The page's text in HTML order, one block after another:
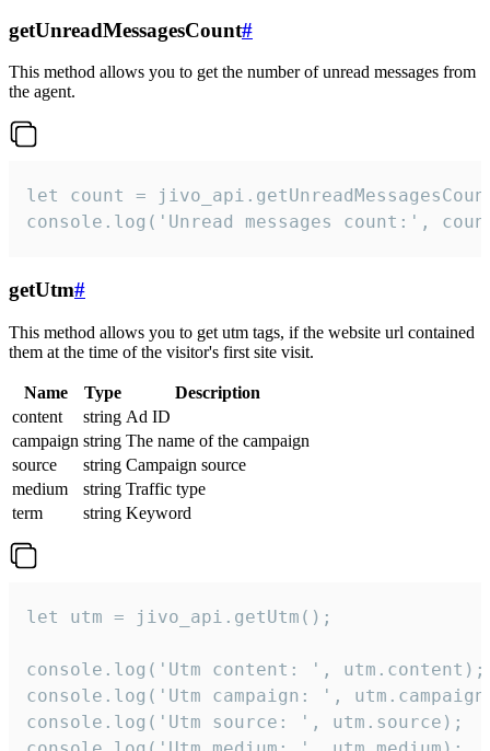
getUnreadMessagesCount#
This method allows you to get the number of unread messages from
the agent.
let count =
console.log('Unread messages count:',
getUtm#
This method allows you to get utm tags, if the website url contained
them at the time of the visitor's first site visit.
Name Type
Description
content
string Ad ID
campaign string The name of the campaign
source
string Campaign source
medium
string Traffic type
term
string Keyword
let utm = jivo_api.getUtm();
console.log('Utm content: ', utm.content);
console.log('Utm campaign: ',
console.log('Utm source: ', utm.source);